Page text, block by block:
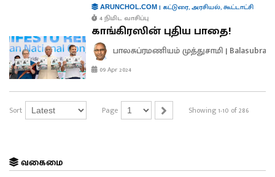
ARUNCHOL.COM| கட்டுரை,அரசியல்,கூட்டாட்சி
4 நிமிட வாசிப்பு
காங்கிரஸின் புதிய பாதை!
பாலசுப்ரமணியம் முத்துசாமி |
09 Apr 2024
Sort Page Showing 1-10 of 286
வகைமை